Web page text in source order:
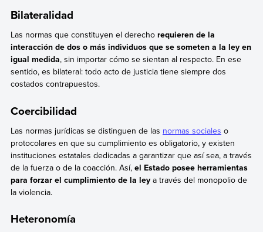
Bilateralidad
Las normas que constituyen el derecho requieren de la
interacción de dos o más individuos que se someten a la ley en
igual medida, sin importar cómo se sientan al respecto. En ese
sentido, es bilateral: todo acto de justicia tiene siempre dos
costados contrapuestos.
Coercibilidad
Las normas jurídicas se distinguen de las normas sociales o
protocolares en que su cumplimiento es obligatorio, y existen
instituciones estatales dedicadas a garantizar que así sea, a través
de la fuerza o de la coacción. Así, el Estado posee herramientas
para forzar el cumplimiento de la leya través del monopolio de
la violencia.
Heteronomía